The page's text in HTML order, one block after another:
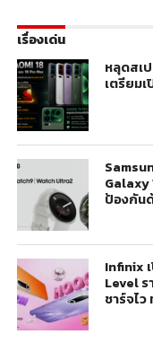
เรื่องเด่น
หลุดสเ
เตรียม
ป้องกัน
Infinix
Level
ชาร์จไว